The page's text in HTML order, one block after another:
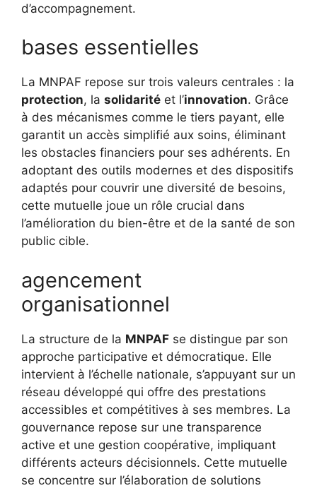
d’accompagnement.
bases essentielles
La MNPAF repose sur trois valeurs centrales : la
protection, la solidarité et l’innovation. Grâce
à des mécanismes comme le tiers payant, elle
garantit un accès simplifié aux soins, éliminant
les obstacles financiers pour ses adhérents. En
adoptant des outils modernes et des dispositifs
adaptés pour couvrir une diversité de besoins,
cette mutuelle joue un rôle crucial dans
l’amélioration du bien-être et de la santé de son
public cible.
agencement
organisationnel
La structure de la MNPAF se distingue par son
approche participative et démocratique. Elle
intervient à l’échelle nationale, s’appuyant sur un
réseau développé qui offre des prestations
accessibles et compétitives à ses membres. La
gouvernance repose sur une transparence
active et une gestion coopérative, impliquant
différents acteurs décisionnels. Cette mutuelle
se concentre sur l’élaboration de solutions